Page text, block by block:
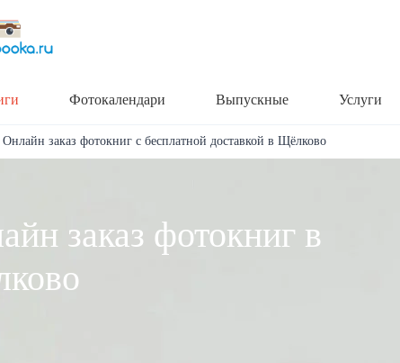
Фотокалендари Выпускные Услуги
Онлайн заказ фотокниг с бесплатной доставкой в Щёлково
заказ фотокниг в